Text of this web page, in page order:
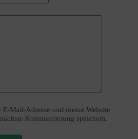
Mail-Adresse und meine Website
Kommentierung speichern.